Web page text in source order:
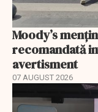
Moody’s
recomandată
avertisment
07 AUGUST 2026